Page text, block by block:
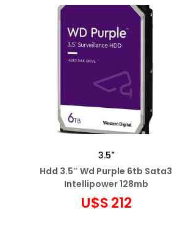
3.5"
Hdd 3.5″ Wd Purple 6tb Sata3
Intellipower 128mb
U$S212